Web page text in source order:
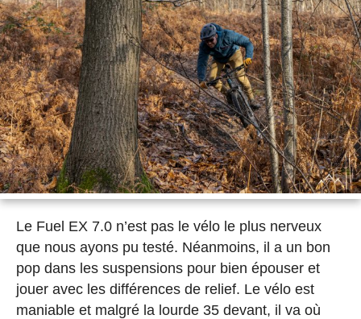
Le Fuel EX 7.0 n’est pas le vélo le plus nerveux
que nous ayons pu testé. Néanmoins, il a un bon
pop dans les suspensions pour bien épouser et
jouer avec les différences de relief. Le vélo est
maniable et malgré la lourde 35 devant, il va où